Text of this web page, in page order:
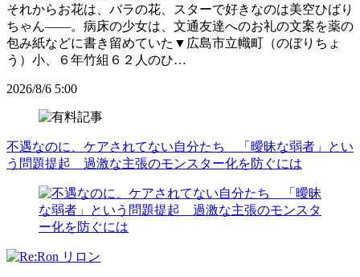
それからお花は、バラの花、スターで好きなのは美空ひばり
ちゃん――。病床の少女は、文通友達へのお礼の文案を薬の
包み紙などに書き留めていた▼広島市立幟町（のぼりちょ
う）小、６年竹組６２人のひ…
2026/8/6 5:00
不遇なのに、ケアされてない自分たち 「曖昧な弱者」とい
う問題提起 過激な主張のモンスター化を防ぐには